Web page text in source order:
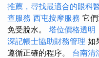
推薦，尋找最適合的眼科
查服務 西屯按摩服務 它
免受脫水。 塔位價格透明
深記帳士協助財務管理 如
遵循正確的程序。 台南清